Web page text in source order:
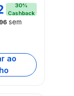
30%
Cashback
96sem
ao